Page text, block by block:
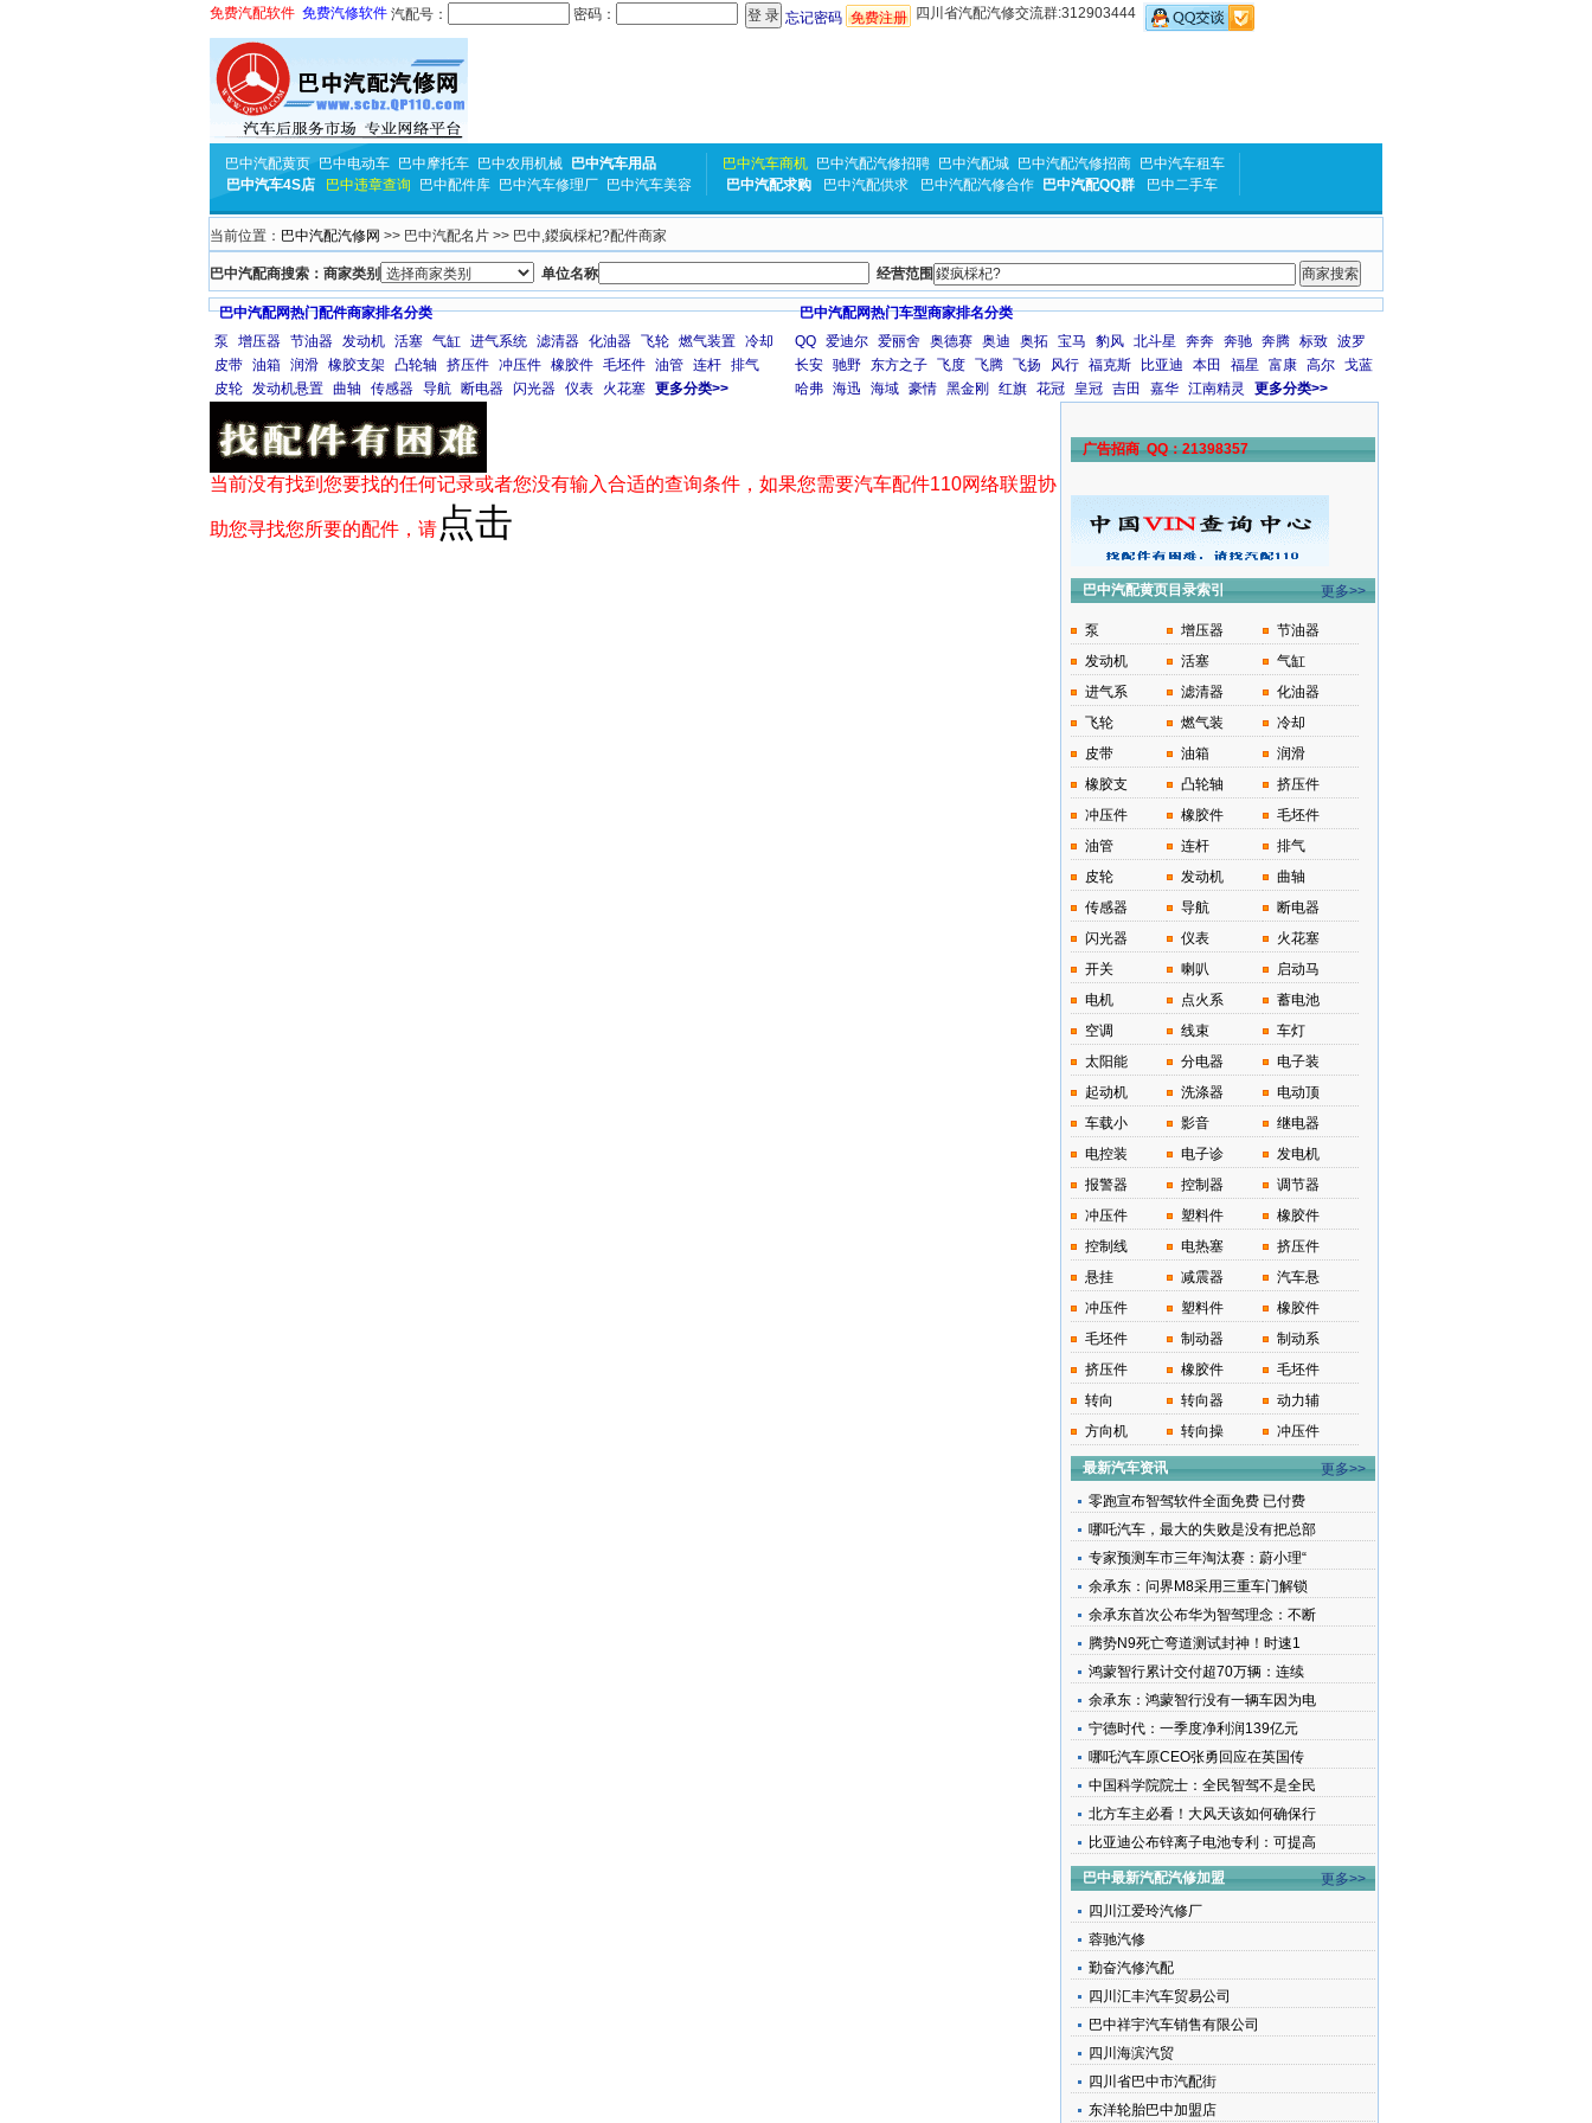
免费汽配软件 免费汽修软件 汽配号： 密码： 忘记密码 免费注册 四川省汽配汽修交流群:312903444
巴中汽配黄页 巴中电动车 巴中摩托车 巴中农用机械
巴中汽车用品
巴中汽车4S店
巴中违章查询 巴中配件库 巴中汽车修理厂 巴中汽车美容
巴中汽车商机 巴中汽配汽修招聘 巴中汽配城 巴中汽配汽修招商
巴中汽车租车
巴中汽配求购
巴中汽配供求 巴中汽配汽修合作 巴中汽配QQ群 巴中二手车
当前位置： 巴中汽配汽修网 >> 巴中汽配名片 >> 巴中,鍐疯棌杞?配件商家
巴中汽配商搜索：商家类别 单位名称 经营范围
巴中汽配网热门配件商家排名分类
泵
增压器 节油器 发动机 活塞 气缸 进气系统 滤清器 化油器 飞轮 燃气装置 冷却
皮带 油箱 润滑 橡胶支架 凸轮轴 挤压件 冲压件 橡胶件 毛坯件 油管 连杆 排气
皮轮 发动机悬置 曲轴 传感器 导航 断电器 闪光器 仪表 火花塞 更多分类>>
巴中汽配网热门车型商家排名分类
QQ 爱迪尔 爱丽舍 奥德赛 奥迪 奥拓 宝马 豹风 北斗星 奔奔 奔驰 奔腾 标致 波罗
长安 驰野 东方之子 飞度 飞腾 飞扬 风行 福克斯 比亚迪 本田 福星 富康 高尔 戈蓝
哈弗 海迅 海域 豪情 黑金刚 红旗 花冠 皇冠 吉田 嘉华 江南精灵 更多分类>>
当前没有找到您要找的任何记录或者您没有输入合适的查询条件，如果您需要汽车配件110网络联盟协
助您寻找您所要的配件，请 点击
广告招商 QQ：21398357
巴中汽配黄页目录索引 更多>>
泵 增压器
节油器
发动机
活塞
气缸
进气系
滤清器
化油器
飞轮
燃气装
冷却
皮带
油箱
润滑
橡胶支
凸轮轴
挤压件
冲压件
橡胶件
毛坯件
油管
连杆
排气
皮轮
发动机
曲轴
传感器
导航
断电器
闪光器
仪表
火花塞
开关
喇叭
启动马
电机
点火系
蓄电池
空调
线束
车灯
太阳能
分电器
电子装
起动机
洗涤器
电动顶
车载小
影音
继电器
电控装
电子诊
发电机
报警器
控制器
调节器
冲压件
塑料件
橡胶件
控制线
电热塞
挤压件
悬挂
减震器
汽车悬
冲压件
塑料件
橡胶件
毛坯件
制动器
制动系
挤压件
橡胶件
毛坯件
转向
转向器
动力辅
方向机
转向操 冲压件
最新汽车资讯
更多>>
零跑宣布智驾软件全面免费 已付费
哪吒汽车，最大的失败是没有把总部
专家预测车市三年淘汰赛：蔚小理“
余承东：问界M8采用三重车门解锁
余承东首次公布华为智驾理念：不断
腾势N9死亡弯道测试封神！时速1
鸿蒙智行累计交付超70万辆：连续
余承东：鸿蒙智行没有一辆车因为电
宁德时代：一季度净利润139亿元
哪吒汽车原CEO张勇回应在英国传
中国科学院院士：全民智驾不是全民
北方车主必看！大风天该如何确保行
比亚迪公布锌离子电池专利：可提高
巴中最新汽配汽修加盟
更多>>
四川江爱玲汽修厂
蓉驰汽修
勤奋汽修汽配
四川汇丰汽车贸易公司
巴中祥宇汽车销售有限公司
四川海滨汽贸
四川省巴中市汽配街
东洋轮胎巴中加盟店